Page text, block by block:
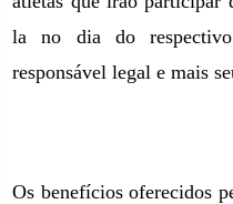
la no dia do
responsável legal e mais
Os benefícios oferecidos